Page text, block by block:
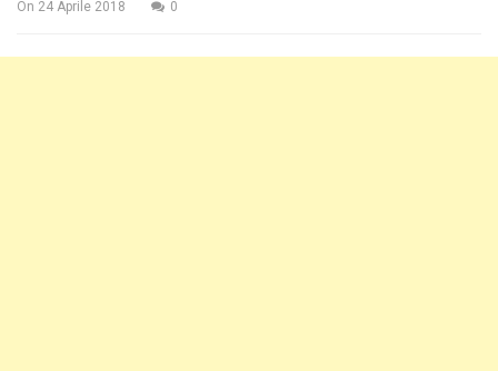
On 24 Aprile 2018 0